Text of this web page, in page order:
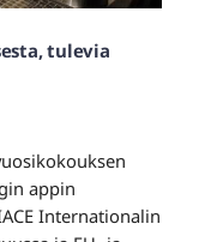
tulevia
appin
Internationalin